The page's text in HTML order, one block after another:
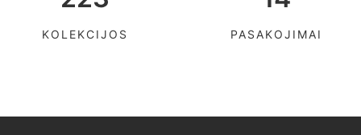
KOLEKCIJOS PASAKOJIMAI